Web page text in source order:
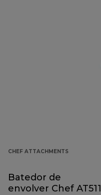
CHEF ATTACHMENTS
Batedor de
envolver Chef AT511